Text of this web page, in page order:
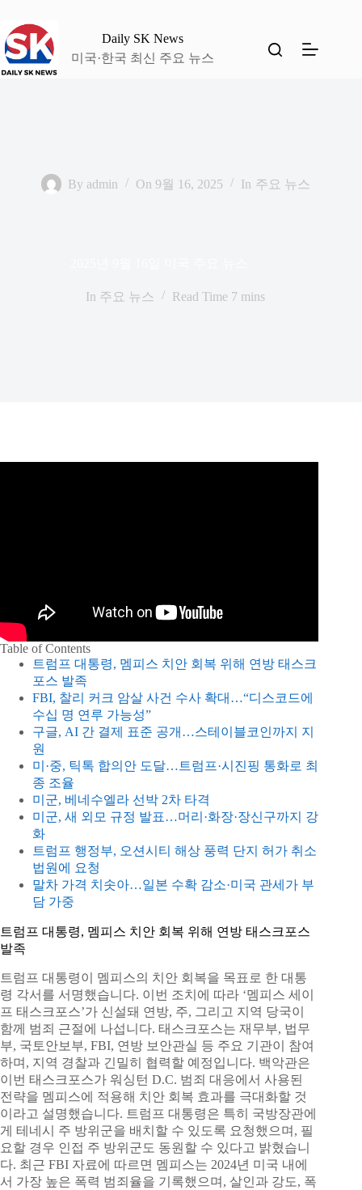
으
로
건
Daily SK News
미국·한국 최신 주요 뉴스
By admin On 9월 16, 2025 In 주요 뉴스
In 주요 뉴스 Read Time 7 mins
Table of Contents
트럼프 대통령, 멤피스 치안 회복 위해 연방 태스크
포스 발족
FBI, 찰리 커크 암살 사건 수사 확대…“디스코드에
수십 명 연루 가능성”
구글, AI 간 결제 표준 공개…스테이블코인까지 지
원
미·중, 틱톡 합의안 도달…트럼프·시진핑 통화로 최
종 조율
미군, 베네수엘라 선박 2차 타격
미군, 새 외모 규정 발표…머리·화장·장신구까지 강
화
트럼프 행정부, 오션시티 해상 풍력 단지 허가 취소
법원에 요청
말차 가격 치솟아…일본 수확 감소·미국 관세가 부
담 가중
트럼프 대통령, 멤피스 치안 회복 위해 연방 태스크포스
발족
트럼프 대통령이 멤피스의 치안 회복을 목표로 한 대통
령 각서를 서명했습니다. 이번 조치에 따라 ‘멤피스 세이
프 태스크포스’가 신설돼 연방, 주, 그리고 지역 당국이
함께 범죄 근절에 나섭니다. 태스크포스는 재무부, 법무
부, 국토안보부, FBI, 연방 보안관실 등 주요 기관이 참여
하며, 지역 경찰과 긴밀히 협력할 예정입니다. 백악관은
이번 태스크포스가 워싱턴 D.C. 범죄 대응에서 사용된
전략을 멤피스에 적용해 치안 회복 효과를 극대화할 것
이라고 설명했습니다. 트럼프 대통령은 특히 국방장관에
게 테네시 주 방위군을 배치할 수 있도록 요청했으며, 필
요할 경우 인접 주 방위군도 동원할 수 있다고 밝혔습니
다. 최근 FBI 자료에 따르면 멤피스는 2024년 미국 내에
서 가장 높은 폭력 범죄율을 기록했으며, 살인과 강도, 폭